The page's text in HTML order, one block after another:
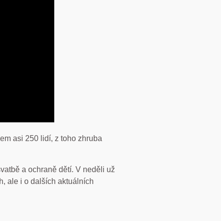
asi 250 lidí, z toho zhruba
a ochraně dětí. V neděli už
ale i o dalších aktuálních